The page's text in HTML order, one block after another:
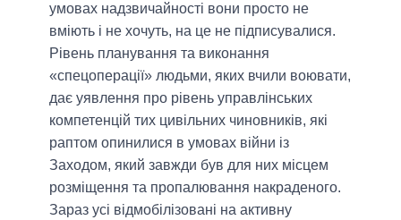
умовах надзвичайності вони просто не
вміють і не хочуть, на це не підписувалися.
Рівень планування та виконання
«спецоперації» людьми, яких вчили воювати,
дає уявлення про рівень управлінських
компетенцій тих цивільних чиновників, які
раптом опинилися в умовах війни із
Заходом, який завжди був для них місцем
розміщення та пропалювання накраденого.
Зараз усі відмобілізовані на активну